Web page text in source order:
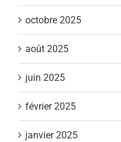
octobre 2025
août 2025
juin 2025
février 2025
janvier 2025